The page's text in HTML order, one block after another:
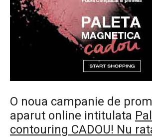
O noua campanie de
aparut online intitulata
contouring CADOU! Nu